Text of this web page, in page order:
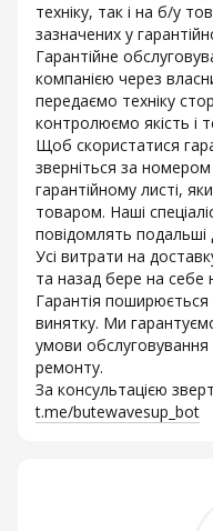
техніку, так і на б/у
зазначених у
Гарантійне
компанією через
передаємо техніку
контролюємо якість і
Щоб скористатися
зверніться за
гарантійному листі,
товаром. Наші
повідомлять подальші
Усі витрати на
та назад бере на себе
Гарантія поширюється
винятку. Ми
умови обслуговування
ремонту.
За консультацією
t.me/butewavesup_bot